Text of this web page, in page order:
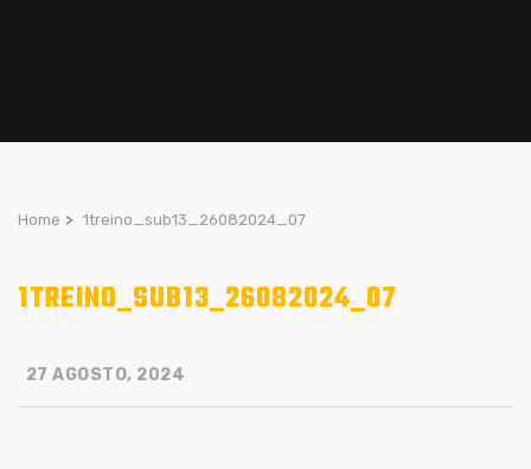
Home > 1treino_sub13_26082024_07
1TREINO_SUB13_26082024_07
27 AGOSTO, 2024